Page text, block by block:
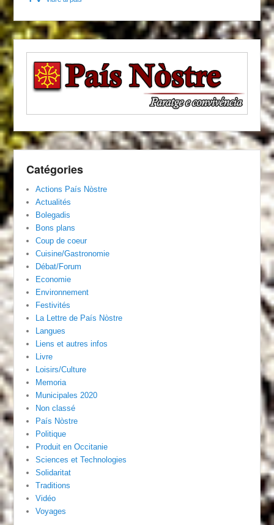
Catégories
Actions País Nòstre
Actualités
Bolegadis
Bons plans
Coup de coeur
Cuisine/Gastronomie
Débat/Forum
Economie
Environnement
Festivités
La Lettre de País Nòstre
Langues
Liens et autres infos
Livre
Loisirs/Culture
Memoria
Municipales 2020
Non classé
País Nòstre
Politique
Produit en Occitanie
Sciences et Technologies
Solidaritat
Traditions
Vidéo
Voyages